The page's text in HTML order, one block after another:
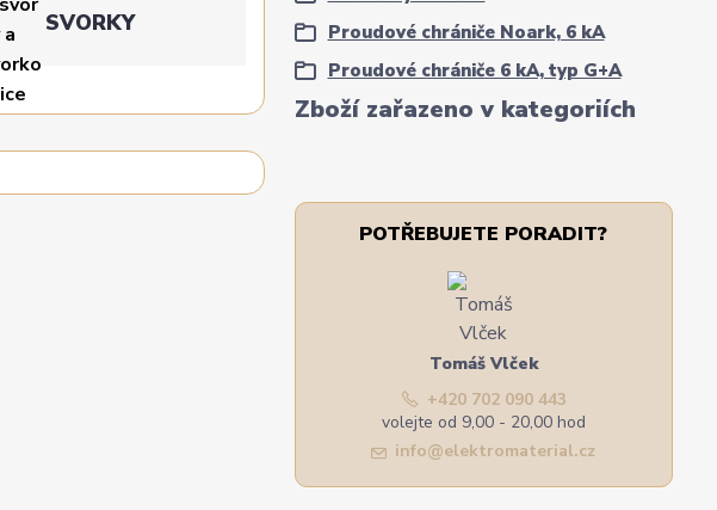
SVORKY
Zboží zařazeno v kategoriích
Proudové chrániče Noark, 6 kA
Proudové chrániče 6 kA, typ G+A
POTŘEBUJETE PORADIT?
Tomáš Vlček
+420 702 090 443
volejte od 9,00 - 20,00 hod
info@elektromaterial.cz